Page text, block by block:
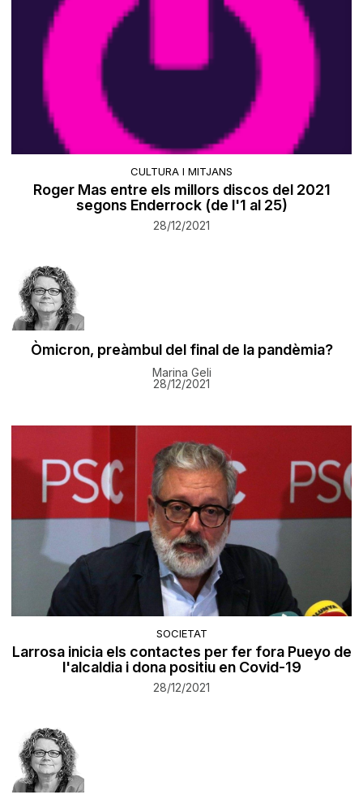
CULTURA I MITJANS
Roger Mas entre els millors discos del 2021
segons Enderrock (de l'1 al 25)
28/12/2021
Òmicron, preàmbul del final de la pandèmia?
Marina Geli
28/12/2021
SOCIETAT
Larrosa inicia els contactes per fer fora Pueyo de
l'alcaldia i dona positiu en Covid-19
28/12/2021